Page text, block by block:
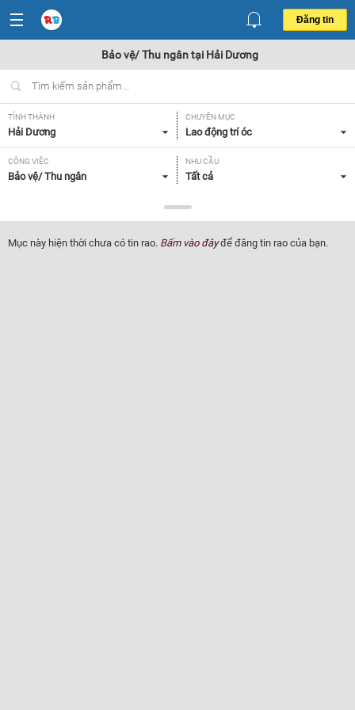
Đăng tin
Bảo vệ/ Thu ngân tại Hải Dương
TỈNH THÀNH
Hải Dương
CHUYÊN MỤC
Lao động trí óc
CÔNG VIỆC
Bảo vệ/ Thu ngân
NHU CẦU
Tất cả
Tất cả
Mục này hiện thời chưa có tin rao. Bấm vào đâyđể đăng tin rao của bạn.